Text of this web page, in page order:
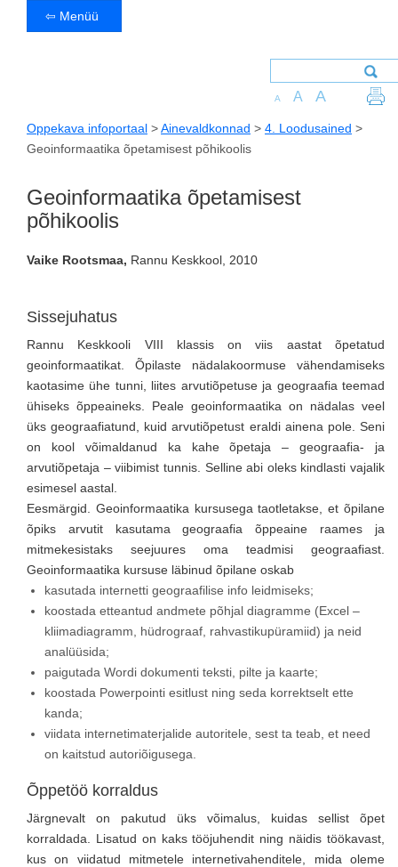
⇦ Menüü
A A A
Oppekava infoportaal >Ainevaldkonnad > 4. Loodusained >
Geoinformaatika õpetamisest põhikoolis
Geoinformaatika õpetamisest
põhikoolis
Vaike Rootsmaa, Rannu Keskkool, 2010
Sissejuhatus
Rannu Keskkooli VIII klassis on viis aastat õpetatud
geoinformaatikat. Õpilaste nädalakoormuse vähendamiseks
kaotasime ühe tunni, liites arvutiõpetuse ja geograafia teemad
ühiseks õppeaineks. Peale geoinformaatika on nädalas veel
üks geograafiatund, kuid arvutiõpetust eraldi ainena pole. Seni
on kool võimaldanud ka kahe õpetaja – geograafia- ja
arvutiõpetaja – viibimist tunnis. Selline abi oleks kindlasti vajalik
esimesel aastal.
Eesmärgid. Geoinformaatika kursusega taotletakse, et õpilane
õpiks arvutit kasutama geograafia õppeaine raames ja
mitmekesistaks seejuures oma teadmisi geograafiast.
Geoinformaatika kursuse läbinud õpilane oskab
kasutada internetti geograafilise info leidmiseks;
koostada etteantud andmete põhjal diagramme (Excel –
kliimadiagramm, hüdrograaf, rahvastikupüramiid) ja neid
analüüsida;
paigutada Wordi dokumenti teksti, pilte ja kaarte;
koostada Powerpointi esitlust ning seda korrektselt ette
kanda;
viidata internetimaterjalide autoritele, sest ta teab, et need
on kaitstud autoriõigusega.
Õppetöö korraldus
Järgnevalt on pakutud üks võimalus, kuidas sellist õpet
korraldada. Lisatud on kaks tööjuhendit ning näidis töökavast,
kus on viidatud mitmetele internetivahenditele, mida oleme